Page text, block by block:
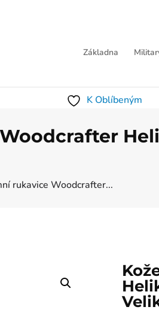
Základna
K Oblíbeným
rukavice Woodcrafter...